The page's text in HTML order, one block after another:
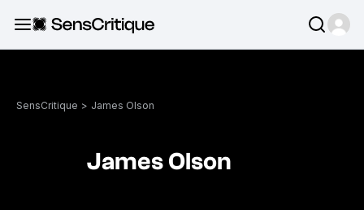
SensCritique > James Olson
James Olson